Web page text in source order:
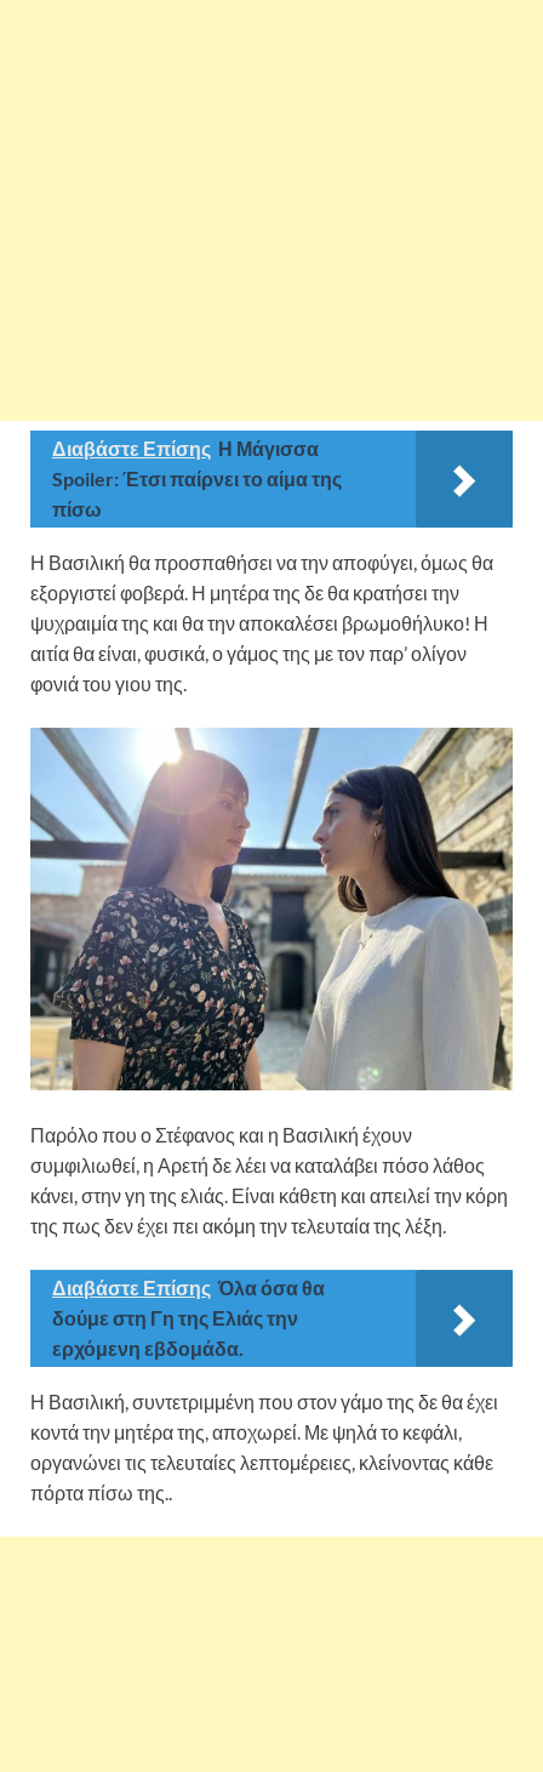
Διαβάστε Επίσης Η Μάγισσα
Spoiler: Έτσι παίρνει το αίμα της
πίσω
Η Βασιλική θα προσπαθήσει να την αποφύγει, όμως θα
εξοργιστεί φοβερά. Η μητέρα της δε θα κρατήσει την
ψυχραιμία της και θα την αποκαλέσει βρωμοθήλυκο! Η
αιτία θα είναι, φυσικά, ο γάμος της με τον παρ’ ολίγον
φονιά του γιου της.
Παρόλο που ο Στέφανος και η Βασιλική έχουν
συμφιλιωθεί, η Αρετή δε λέει να καταλάβει πόσο λάθος
κάνει, στην γη της ελιάς. Είναι κάθετη και απειλεί την κόρη
της πως δεν έχει πει ακόμη την τελευταία της λέξη.
Διαβάστε Επίσης Όλα όσα θα
δούμε στη Γη της Ελιάς την
ερχόμενη εβδομάδα.
Η Βασιλική, συντετριμμένη που στον γάμο της δε θα έχει
κοντά την μητέρα της, αποχωρεί. Με ψηλά το κεφάλι,
οργανώνει τις τελευταίες λεπτομέρειες, κλείνοντας κάθε
πόρτα πίσω της..